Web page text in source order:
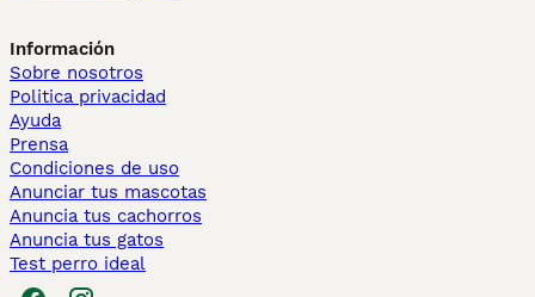
Información
Sobre nosotros
Politica privacidad
Ayuda
Prensa
Condiciones de uso
Anunciar tus mascotas
Anuncia tus cachorros
Anuncia tus gatos
Test perro ideal